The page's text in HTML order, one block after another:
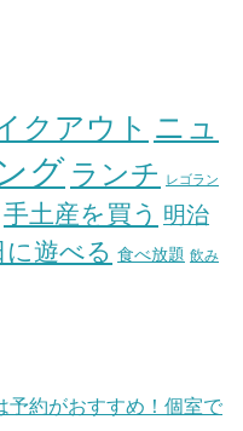
クアウト ニュ
グ ランチ レゴラン
手土産を買う 明治
に遊べる 食べ放題 飲み
予約がおすすめ！個室で